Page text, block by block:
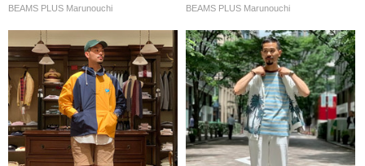
BEAMS PLUS Marunouchi BEAMS PLUS Marunouchi